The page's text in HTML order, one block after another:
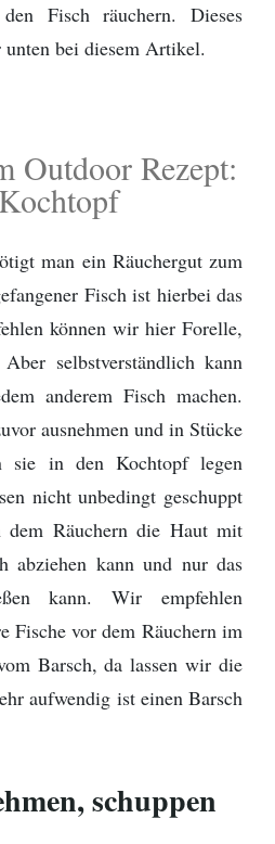
Fisch räuchern. Dieses
bei diesem Artikel.
Outdoor Rezept:
man ein Räuchergut zum
Fisch ist hierbei das
können wir hier Forelle,
selbstverständlich kann
anderem Fisch machen.
ausnehmen und in Stücke
sie in den Kochtopf legen
nicht unbedingt geschuppt
dem Räuchern die Haut mit
abziehen kann und nur das
kann. Wir empfehlen
Fische vor dem Räuchern im
Barsch, da lassen wir die
aufwendig ist einen Barsch
schuppen